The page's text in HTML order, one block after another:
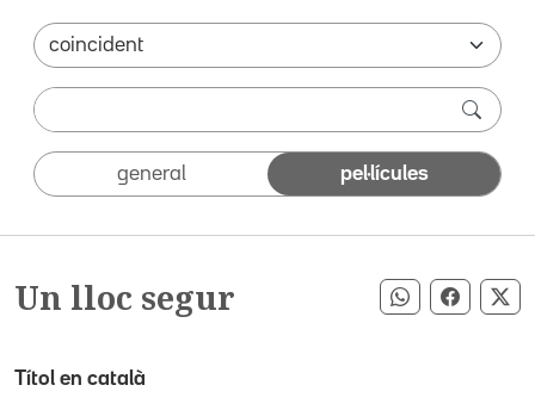
general pel·lícules
Un lloc segur Compartir
Títol en català